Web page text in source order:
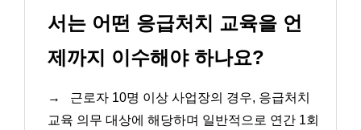
서는 어떤 응급처치 교육을 언
제까지 이수해야 하나요?
→
근로자 10명 이상 사업장의 경우, 응급처치
교육 의무 대상에 해당하며 일반적으로 연간 1회